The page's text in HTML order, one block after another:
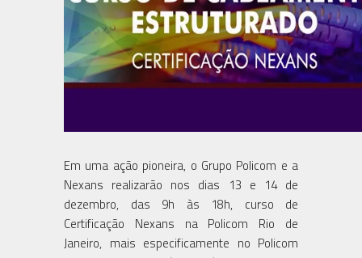
Em uma ação pioneira, o Grupo Policom e a
Nexans realizarão nos dias 13 e 14 de
dezembro, das 9h às 18h, curso de
Certificação Nexans na Policom Rio de
Janeiro, mais especificamente no Policom